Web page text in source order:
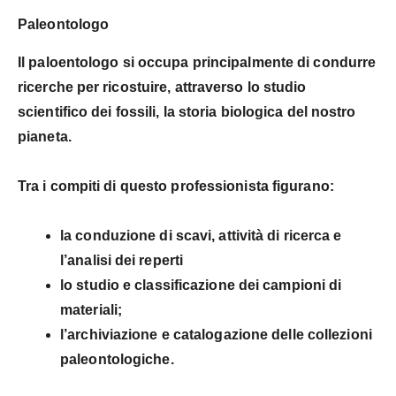
Paleontologo
Il paloentologo si occupa principalmente di condurre
ricerche per ricostuire, attraverso lo studio
scientifico dei fossili, la storia biologica del nostro
pianeta.
Tra i compiti di questo professionista figurano:
laconduzione di scavi, attività di ricerca e
l’analisi dei reperti
lostudio e classificazionedei campioni di
materiali;
l’archiviazione e catalogazione delle collezioni
paleontologiche.